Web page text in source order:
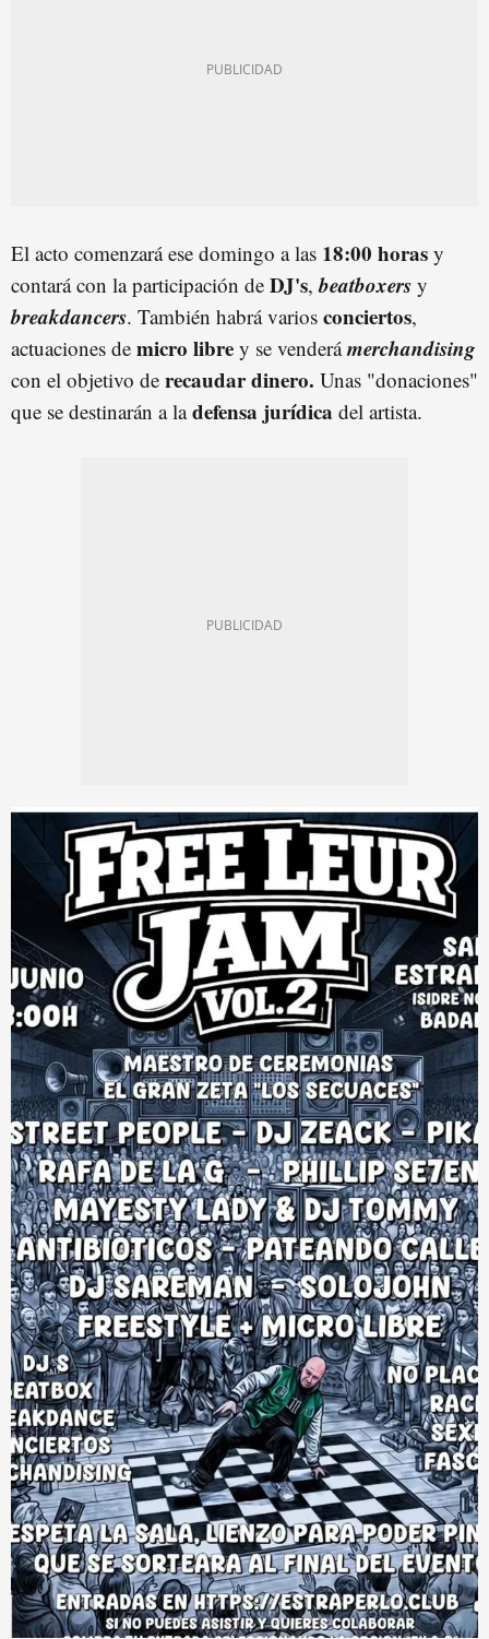
El acto comenzará ese domingo a las 18:00 horas y
contará con la participación de DJ's,beatboxers y
breakdancers. También habrá varios conciertos,
actuaciones de micro libre y se venderámerchandising
con el objetivo de recaudar dinero. Unas "donaciones"
que se destinarán a ladefensa jurídica del artista.